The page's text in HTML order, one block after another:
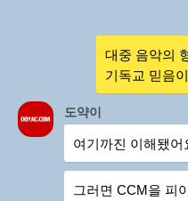
대중 음악의
기독교 믿음
도약이
여기까진 이해됐어
그러면 CCM을 피